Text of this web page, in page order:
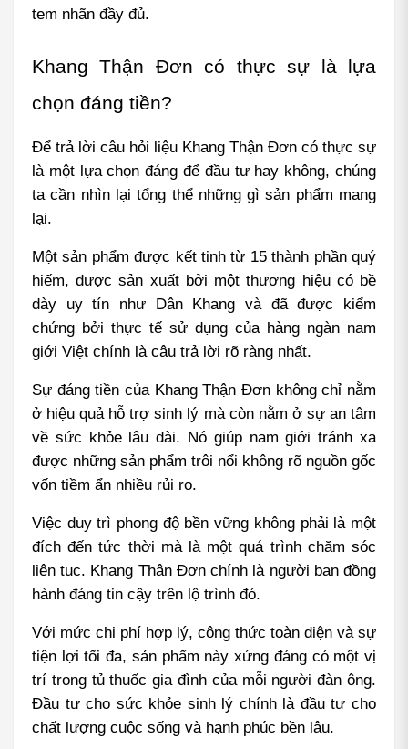
tem nhãn đầy đủ.
Khang Thận Đơn có thực sự là lựa
chọn đáng tiền?
Để trả lời câu hỏi liệu Khang Thận Đơn có thực sự
là một lựa chọn đáng để đầu tư hay không, chúng
ta cần nhìn lại tổng thể những gì sản phẩm mang
lại.
Một sản phẩm được kết tinh từ 15 thành phần quý
hiếm, được sản xuất bởi một thương hiệu có bề
dày uy tín như Dân Khang và đã được kiểm
chứng bởi thực tế sử dụng của hàng ngàn nam
giới Việt chính là câu trả lời rõ ràng nhất.
Sự đáng tiền của Khang Thận Đơn không chỉ nằm
ở hiệu quả hỗ trợ sinh lý mà còn nằm ở sự an tâm
về sức khỏe lâu dài. Nó giúp nam giới tránh xa
được những sản phẩm trôi nổi không rõ nguồn gốc
vốn tiềm ẩn nhiều rủi ro.
Việc duy trì phong độ bền vững không phải là một
đích đến tức thời mà là một quá trình chăm sóc
liên tục. Khang Thận Đơn chính là người bạn đồng
hành đáng tin cậy trên lộ trình đó.
Với mức chi phí hợp lý, công thức toàn diện và sự
tiện lợi tối đa, sản phẩm này xứng đáng có một vị
trí trong tủ thuốc gia đình của mỗi người đàn ông.
Đầu tư cho sức khỏe sinh lý chính là đầu tư cho
chất lượng cuộc sống và hạnh phúc bền lâu.